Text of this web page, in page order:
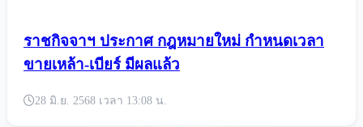
ราชกิจจาฯ ประกาศ กฎหมายใหม่ กำหนดเวลา
ขายเหล้า-เบียร์ มีผลแล้ว
28 มิ.ย. 2568 เวลา 13:08 น.